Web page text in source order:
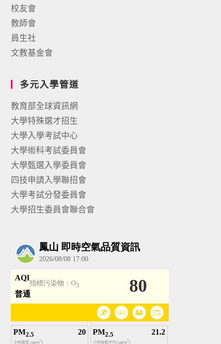
校友會
教師會
員生社
文教基金會
多元入學管道
教育部全球資訊網
大學特殊選才招生
大學入學考試中心
大學術科考試委員會
大學甄選入學委員會
四技申請入學聯招會
大學考試分發委員會
大學招生委員會聯合會